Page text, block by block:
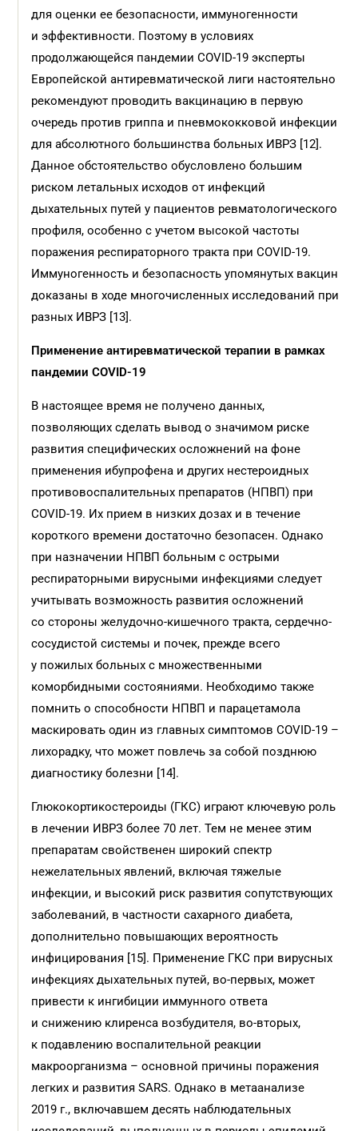
для оценки ее безопасности, иммуногенности
и эффективности. Поэтому в условиях
продолжающейся пандемии COVID-19 эксперты
Европейской антиревматической лиги настоятельно
рекомендуют проводить вакцинацию в первую
очередь против гриппа и пневмококковой инфекции
для абсолютного большинства больных ИВРЗ [12].
Данное обстоятельство обусловлено большим
риском летальных исходов от инфекций
дыхательных путей у пациентов ревматологического
профиля, особенно с учетом высокой частоты
поражения респираторного тракта при COVID-19.
Иммуногенность и безопасность упомянутых вакцин
доказаны в ходе многочисленных исследований при
разных ИВРЗ [13].
Применение антиревматической терапии в рамках
пандемии COVID-19
В настоящее время не получено данных,
позволяющих сделать вывод о значимом риске
развития специфических осложнений на фоне
применения ибупрофена и других нестероидных
противовоспалительных препаратов (НПВП) при
COVID-19. Их прием в низких дозах и в течение
короткого времени достаточно безопасен. Однако
при назначении НПВП больным с острыми
респираторными вирусными инфекциями следует
учитывать возможность развития осложнений
со стороны желудочно-кишечного тракта, сердечно-
сосудистой системы и почек, прежде всего
у пожилых больных с множественными
коморбидными состояниями. Необходимо также
помнить о способности НПВП и парацетамола
маскировать один из главных симптомов COVID-19 –
лихорадку, что может повлечь за собой позднюю
диагностику болезни [14].
Глюкокортикостероиды (ГКС) играют ключевую роль
в лечении ИВРЗ более 70 лет. Тем не менее этим
препаратам свойственен широкий спектр
нежелательных явлений, включая тяжелые
инфекции, и высокий риск развития сопутствующих
заболеваний, в частности сахарного диабета,
дополнительно повышающих вероятность
инфицирования [15]. Применение ГКС при вирусных
инфекциях дыхательных путей, во-первых, может
привести к ингибиции иммунного ответа
и снижению клиренса возбудителя, во-вторых,
к подавлению воспалительной реакции
макроорганизма – основной причины поражения
легких и развития SARS. Однако в метаанализе
2019 г., включавшем десять наблюдательных